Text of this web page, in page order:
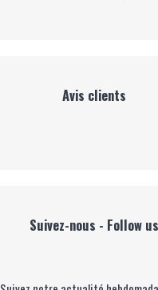
Avis clients
Suivez-nous - Follow us